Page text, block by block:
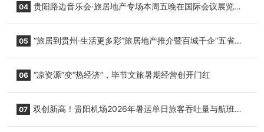
04 贵阳路边音乐会·旅居地产专场本周五晚在国际会议展览中
05 “旅居到贵州·生活更多彩”旅居地产推介暨百城千企“五省
06 “凉资源”变“热经济”，毕节文旅暑期经营创开门红
07 双创新高！贵阳机场2026年暑运单日旅客吞吐量与航班起